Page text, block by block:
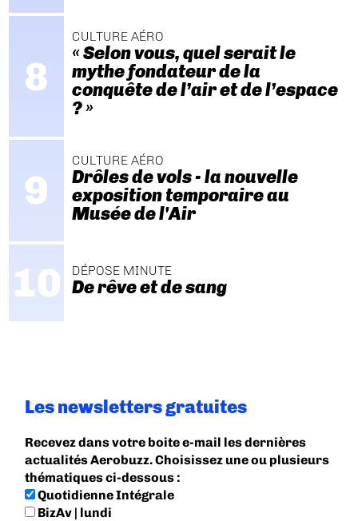
CULTURE AÉRO
« Selon vous, quel serait le
mythe fondateur de la
conquête de l’air et de l’espace
? »
CULTURE AÉRO
Drôles de vols - la nouvelle
exposition temporaire au
Musée de l'Air
DÉPOSE MINUTE
De rêve et de sang
Les newsletters gratuites
Recevez dans votre boite e-mail les dernières
actualités Aerobuzz. Choisissez une ou plusieurs
thématiques ci-dessous :
Quotidienne Intégrale
BizAv | lundi